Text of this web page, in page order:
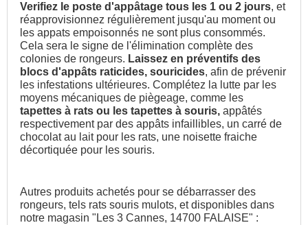
Verifiez le poste d'appâtage tous les 1 ou 2 jours, et
réapprovisionnez régulièrement jusqu'au moment ou
les appats empoisonnés ne sont plus consommés.
Cela sera le signe de l'élimination complète des
colonies de rongeurs. Laissez en préventifs des
blocs d'appâts raticides, souricides, afin de prévenir
les infestations ultérieures. Complétez la lutte par les
moyens mécaniques de piègeage, comme les
tapettes à rats ou les tapettes à souris,appâtés
respectivement par des appâts infaillibles, un carré de
chocolat au lait pour les rats, une noisette fraiche
décortiquée pour les souris.
Autres produits achetés pour se débarrasser des
rongeurs, tels rats souris mulots, et disponibles dans
notre magasin "Les 3 Cannes, 14700 FALAISE" :